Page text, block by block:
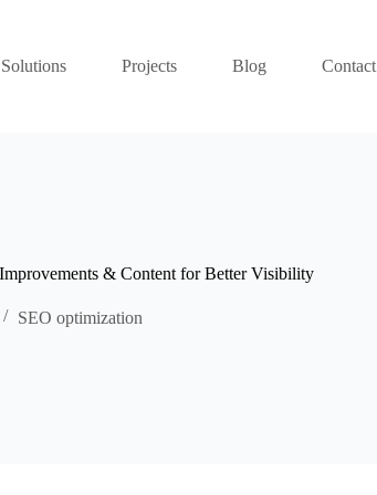
Solutions
Projects Blog Contact
& Content for Better Visibility
SEO optimization